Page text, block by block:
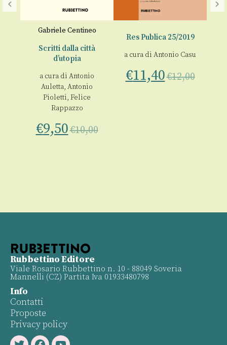
Gabriele Centineo
Scritti dalla città
d’utopia
a cura di Antonio
Auletta, Antonio
Pioletti, Felice
Rappazzo
€9,50€10,00
Res Publica 25/2019
a cura di Antonio Casu
€11,40€12,00
Rubbettino Editore
Viale Rosario Rubbettino n. 10 - 88049 Soveria
Mannelli (CZ) Partita Iva 01933480798
Info
Contatti
Proposte
Privacy policy